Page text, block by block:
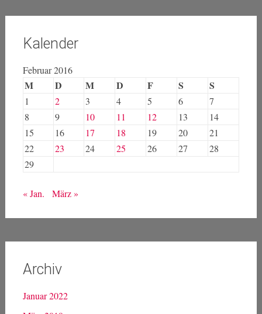
Kalender
Februar 2016
M D M D F S S
1 2 3 4 5 6
7
8
9 10 11 12 13
14
15
16 17 18 19 20
21
22
23 24 25 26 27
28
29
« Jan. März »
Archiv
Januar 2022